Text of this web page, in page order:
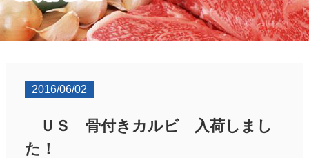
2016/06/02
ＵＳ 骨付きカルビ 入荷しまし
た！